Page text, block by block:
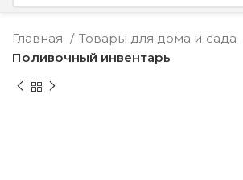
Главная
Товары для дома и сада
Поливочный инвентарь